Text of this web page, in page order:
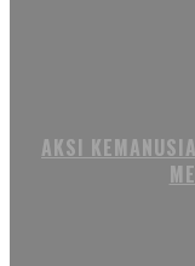
AKSI